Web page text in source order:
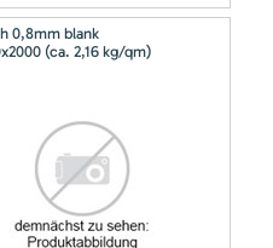
0,8mm blank
(ca. 2,16 kg/qm)